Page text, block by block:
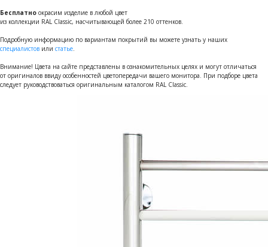
Бесплатно окрасим изделие в любой цвет
из коллекции RAL Classic, насчитывающей более 210 оттенков.
Подробную информацию по вариантам покрытий вы можете узнать у наших
специалистов или статье.
Внимание! Цвета на сайте представлены в ознакомительных целях и могут отличаться
от оригиналов ввиду особенностей цветопередачи вашего монитора. При подборе цвета
следует руководствоваться оригинальным каталогом RAL Classic.